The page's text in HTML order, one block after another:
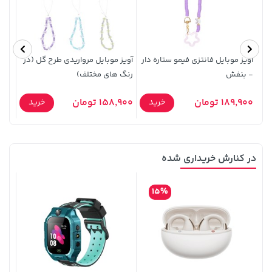
44,380,000 تومان خرید
آویز موبایل فانتزی فیمو ستاره دار
- بنفش
189,900 تومان خرید
آویز موبایل مرواریدی طرح گل (در
رنگ های مختلف)
158,900 تومان خرید
در کنارش خریداری شده
15%